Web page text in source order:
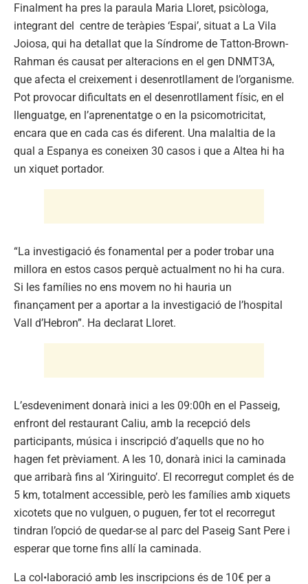
Finalment ha pres la paraula Maria Lloret, psicòloga,
integrant del centre de teràpies ‘Espai’, situat a La Vila
Joiosa, qui ha detallat que la Síndrome de Tatton-Brown-
Rahman és causat per alteracions en el gen DNMT3A,
que afecta el creixement i desenrotllament de l’organisme.
Pot provocar dificultats en el desenrotllament físic, en el
llenguatge, en l’aprenentatge o en la psicomotricitat,
encara que en cada cas és diferent. Una malaltia de la
qual a Espanya es coneixen 30 casos i que a Altea hi ha
un xiquet portador.
“La investigació és fonamental per a poder trobar una
millora en estos casos perquè actualment no hi ha cura.
Si les famílies no ens movem no hi hauria un
finançament per a aportar a la investigació de l’hospital
Vall d’Hebron”. Ha declarat Lloret.
L’esdeveniment donarà inici a les 09:00h en el Passeig,
enfront del restaurant Caliu, amb la recepció dels
participants, música i inscripció d’aquells que no ho
hagen fet prèviament. A les 10, donarà inici la caminada
que arribarà fins al ‘Xiringuito’. El recorregut complet és de
5 km, totalment accessible, però les famílies amb xiquets
xicotets que no vulguen, o puguen, fer tot el recorregut
tindran l’opció de quedar-se al parc del Paseig Sant Pere i
esperar que torne fins allí la caminada.
La col•laboració amb les inscripcions és de 10€ per a